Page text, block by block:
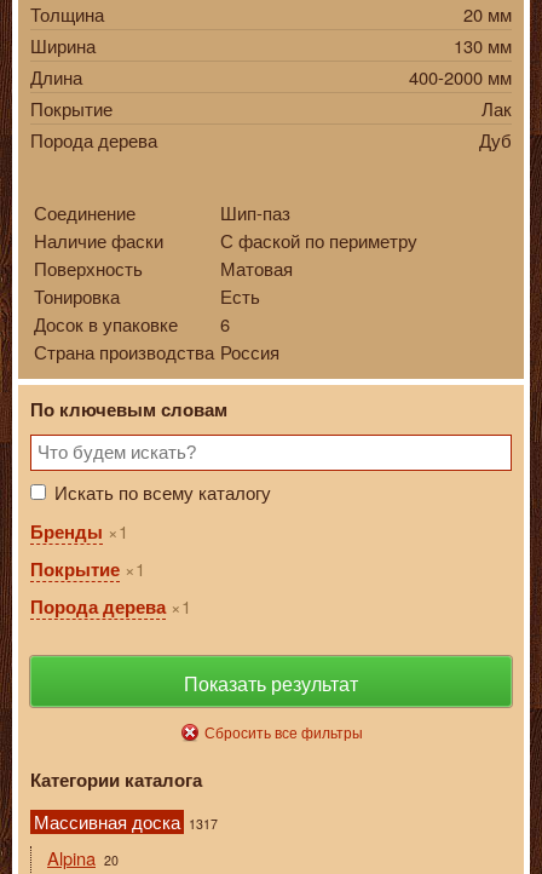
Толщина
20 мм
Ширина
130 мм
Длина
400-2000 мм
Покрытие
Лак
Порода дерева
Дуб
Соединение
Шип-паз
Наличие фаски
С фаской по периметру
Поверхность
Матовая
Тонировка
Есть
Досок в упаковке
6
Страна производства Россия
По ключевым словам
Искать по всему каталогу
Бренды
1
Покрытие
1
Порода дерева
1
Показать результат
Сбросить все фильтры
Категории каталога
Массивная доска 1317
Alpina 20